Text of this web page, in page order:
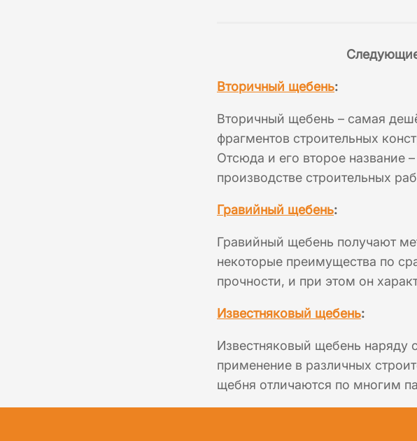
Вторичный щебень:
Вторичный щебень – самая
фрагментов строительных
Отсюда и его второе название
производстве строительных
Гравийный щебень:
Гравийный щебень получают
некоторые преимущества по
прочности, и при этом он
Известняковый щебень:
Известняковый щебень
применение в различных
щебня отличаются по многим